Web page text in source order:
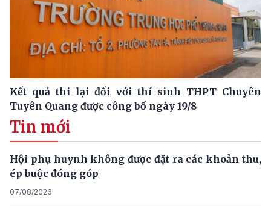
Kết quả thi lại đối với thí sinh THPT Chuyên
Tuyên Quang được công bố ngày 19/8
Tin mới
Hội phụ huynh không được đặt ra các khoản thu,
ép buộc đóng góp
07/08/2026